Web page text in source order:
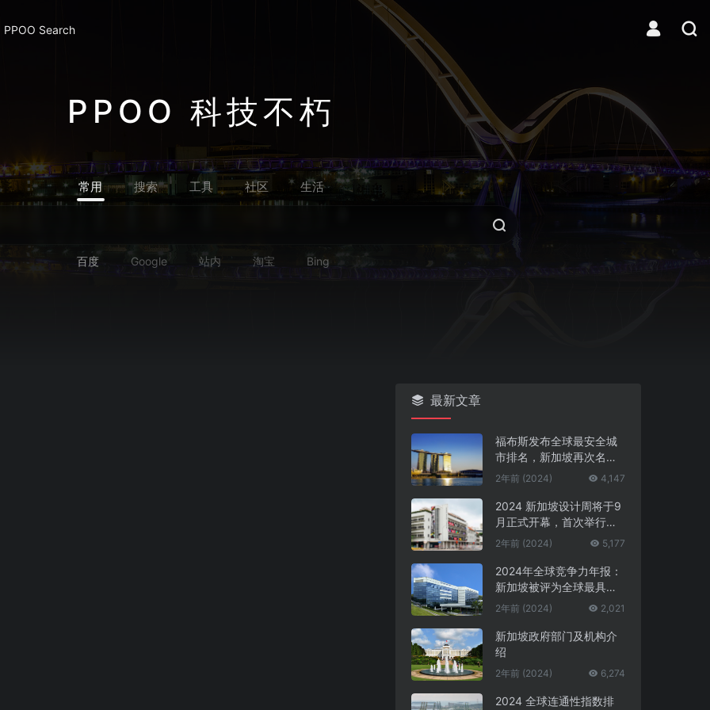
PPOO Search
PPOO 科技不朽
常用 搜索 工具 社区 生活
百度 Google 站内 淘宝 Bing
最新文章
福布斯发布全球最安全城
市排名，新加坡再次名列
第一
2年前 (2024) 4,147
2024 新加坡设计周将于9
月正式开幕，首次举行中
新设计对话
2年前 (2024) 5,177
2024年全球竞争力年报：
新加坡被评为全球最具竞
争力的国家第一名
2年前 (2024) 2,021
新加坡政府部门及机构介
绍
2年前 (2024) 6,274
2024 全球连通性指数排